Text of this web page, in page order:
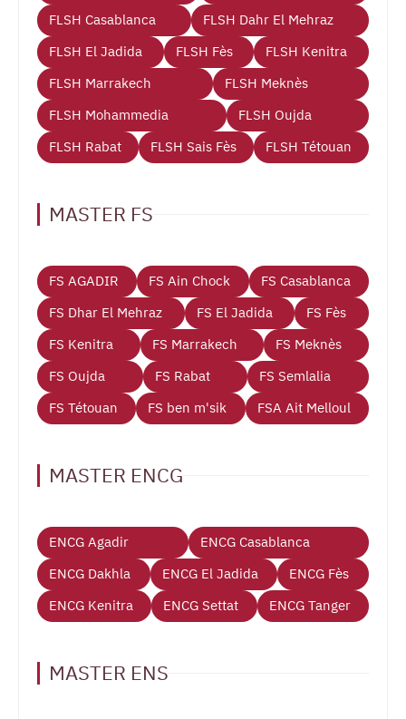
FLSH Casablanca
FLSH Dahr El Mehraz
FLSH El Jadida
FLSH Fès
FLSH Kenitra
FLSH Marrakech
FLSH Meknès
FLSH Mohammedia
FLSH Oujda
FLSH Rabat
FLSH Sais Fès FLSH Tétouan
MASTER FS
FS AGADIR FS Ain Chock
FS Casablanca
FS Dhar El Mehraz
FS El Jadida
FS Fès
FS Kenitra
FS Marrakech
FS Meknès
FS Oujda
FS Rabat
FS Semlalia
FS Tétouan
FS ben m'sik FSA Ait Melloul
MASTER ENCG
ENCG Agadir
ENCG Casablanca
ENCG Dakhla
ENCG El Jadida
ENCG Fès
ENCG Kenitra
ENCG Settat ENCG Tanger
MASTER ENS